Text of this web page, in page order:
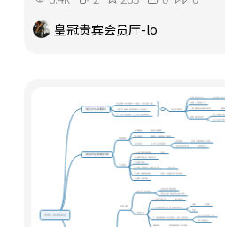
皇冠贵宾会员厅-lo